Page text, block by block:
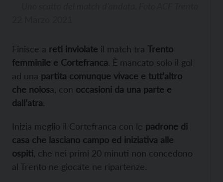
Finisce a reti inviolate il match tra Trento
femminile e Cortefranca. È mancato solo il gol
ad una partita comunque vivace e tutt’altro
che noiosa, con occasioni da una parte e
dall’atra.
Inizia meglio il Cortefranca con le padrone di
casa che lasciano campo ed iniziativa alle
ospiti , che nei primi 20 minuti non concedono
al Trento ne giocate ne ripartenze.